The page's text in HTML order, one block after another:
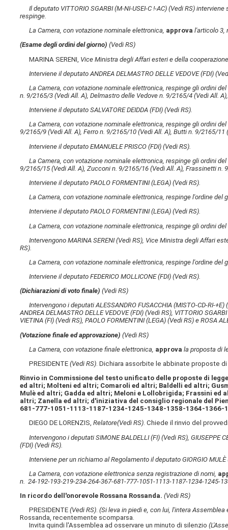
Il deputato VITTORIO SGARBI (M-NI-USEI-C !-AC)(Vedi RS) interviene
respinge.
La Camera, con votazione nominale elettronica, approva l'articolo 3,
(Esame degli ordini del giorno) (Vedi RS)
MARINA SERENI, Vice Ministra degli Affari esteri e della
Interviene il deputato ANDREA DELMASTRO DELLE VEDOVE (FDI)
La Camera, con votazione nominale elettronica, respinge gli ordini
n. 9/2165/3(Vedi All. A), Delmastro delle Vedove n. 9/2165/4(Vedi All. A)
Interviene il deputato SALVATORE DEIDDA (FDI)(Vedi RS).
La Camera, con votazione nominale elettronica, respinge gli ordini
9/2165/9(Vedi All. A), Ferro n. 9/2165/10(Vedi All. A), Butti n. 9/2165/11
Interviene il deputato EMANUELE PRISCO (FDI)(Vedi RS)
La Camera, con votazione nominale elettronica, respinge gli ordini
9/2165/15(Vedi All. A) , Zucconi n. 9/2165/16(Vedi All. A) , Frassinetti n.
Interviene il deputato PAOLO FORMENTINI (LEGA)(Vedi RS)
La Camera, con votazione nominale elettronica, respinge l'ordine
Interviene il deputato PAOLO FORMENTINI (LEGA)(Vedi RS).
La Camera, con votazione nominale elettronica, respinge gli ordini
Intervengono MARINA SERENI(Vedi RS) , Vice Ministra degli Affari
RS)
La Camera, con votazione nominale elettronica, respinge l'ordine del
Interviene il deputato FEDERICO MOLLICONE (FDI)(Vedi RS).
(Dichiarazioni di voto finale) (Vedi RS)
Intervengono i deputati ALESSANDRO FUSACCHIA (MISTO-CD-RI-+E)
ANDREA DELMASTRO DELLE VEDOVE (FDI)(Vedi RS), VITTORIO
VIETINA (FI)(Vedi RS), PAOLO FORMENTINI (LEGA)(Vedi RS) e ROSA
(Votazione finale ed approvazione) (Vedi RS)
La Camera, con votazione finale elettronica, approva la proposta di
PRESIDENTE(Vedi RS). Dichiara assorbite le abbinate proposte
Rinvio in Commissione del testo unificato delle proposte di
ed altri; Molteni ed altri; Comaroli ed altri; Baldelli ed altri;
Mulè ed altri; Gadda ed altri; Meloni e Lollobrigida; Frassini
altri; Zanella ed altri; d'iniziativa del consiglio regionale del
681-777-1051-1113-1187-1234-1245-1348-1358-1364-
DIEGO DE LORENZIS,Relatore(Vedi RS). Chiede il rinvio del
Intervengono i deputati SIMONE BALDELLI (FI)(Vedi RS) , GIUSEPPE
(FDI)(Vedi RS)
Interviene per un richiamo al Regolamento il deputato GIORGIO
La Camera, con votazione elettronica senza registrazione di nomi,
n. 24-192-193-219-234-264-367-681-777-1051-1113-1187-1234-1245-
In ricordo dell'onorevole Rossana Rossanda. (Vedi RS)
PRESIDENTE(Vedi RS).(Si leva in piedi e, con lui, l'intera Assemblea
Rossanda, recentemente scomparsa.
Invita quindi l'Assemblea ad osservare un minuto di silenzio